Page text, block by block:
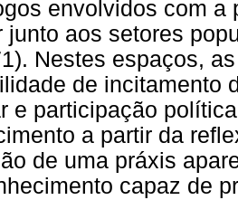
envolvidos com a
junto aos setores
Nestes espaços,
de incitamento
e participação
a partir da
de uma práxis
capaz de